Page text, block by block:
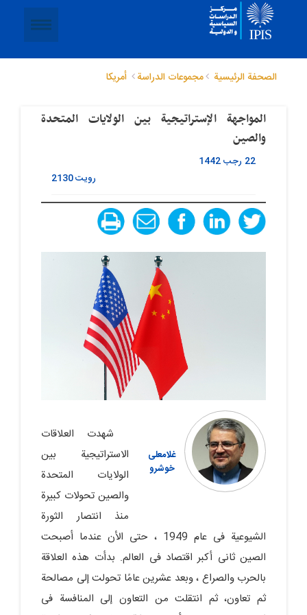
الصحفة الرئيسية مجموعات الدراسة أمريكا
المواجهة الإستراتیجیة بین الولایات المتحدة
والصین
22 رجب 1442
رویت2130
غلامعلی
خوشرو
شهدت العلاقات
الاستراتیجیة بین
الولایات المتحدة
والصین تحولات کبیرة
منذ انتصار الثورة
الشیوعیة فی عام 1949 ، حتی الأن عندما أصبحت
الصین ثانی أکبر اقتصاد فی العالم. بدأت هذه العلاقة
بالحرب والصراع ، وبعد عشرین عامًا تحولت إلى مصالحة
ثم تعاون، ثم انتقلت من التعاون إلى المنافسة فی